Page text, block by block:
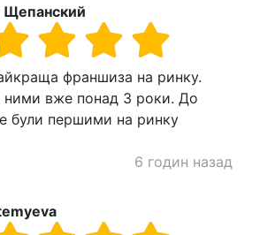
франшиза на ринку.
ними вже понад 3 роки. До
були першими на ринку
6 годин назад